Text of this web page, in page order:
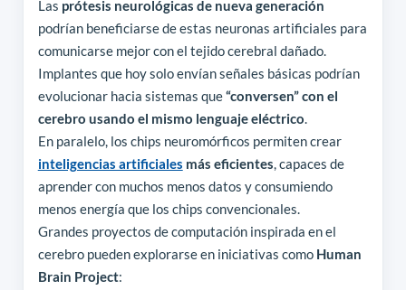
Las prótesis neurológicas de nueva generación
podrían beneficiarse de estas neuronas artificiales para
comunicarse mejor con el tejido cerebral dañado.
Implantes que hoy solo envían señales básicas podrían
evolucionar hacia sistemas que“conversen” con el
cerebro usando el mismo lenguaje eléctrico.
En paralelo, los chips neuromórficos permiten crear
inteligencias artificiales más eficientes, capaces de
aprender con muchos menos datos y consumiendo
menos energía que los chips convencionales.
Grandes proyectos de computación inspirada en el
cerebro pueden explorarse en iniciativas como Human
Brain Project: